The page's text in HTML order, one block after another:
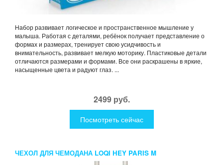
Набор развивает логическое и пространственное мышление у
малыша. Работая с деталями, ребёнок получает представление о
формах и размерах, тренирует свою усидчивость и
внимательность, развивает мелкую моторику. Пластиковые детали
отличаются размерами и формами. Все они раскрашены в яркие,
насыщенные цвета и радуют глаз. ...
2499 руб.
Посмотреть сейчас
ЧЕХОЛ ДЛЯ ЧЕМОДАНА LOQI HEY PARIS M